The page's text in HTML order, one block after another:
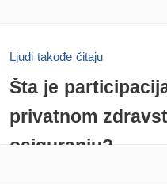
Ljudi takođe čitaju
Šta je
privatnom
osiguranju?